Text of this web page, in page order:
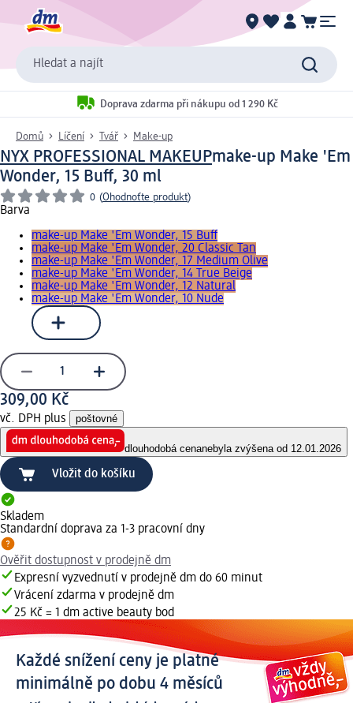
Hledat a najít
Doprava zdarma při nákupu od 1 290 Kč
Domů Líčení Tvář Make-up
NYX PROFESSIONAL MAKEUPmake-up Make 'Em
Wonder, 15 Buff, 30 ml
0 (Ohodnoťte produkt)
Barva
make-up Make 'Em Wonder, 15 Buff
make-up Make 'Em Wonder, 20 Classic Tan
make-up Make 'Em Wonder, 17 Medium Olive
make-up Make 'Em Wonder, 14 True Beige
make-up Make 'Em Wonder, 12 Natural
make-up Make 'Em Wonder, 10 Nude
309,00 Kč
vč. DPH plus poštovné
dlouhodobá cenanebyla zvýšena od 12.01.2026
Vložit do košíku
Skladem
Standardní doprava za 1-3 pracovní dny
Ověřit dostupnost v prodejně dm
Expresní vyzvednutí v prodejně dm do 60 minut
Vrácení zdarma v prodejně dm
25 Kč = 1 dm active beauty bod
Každé snížení ceny je platné
minimálně po dobu 4 měsíců